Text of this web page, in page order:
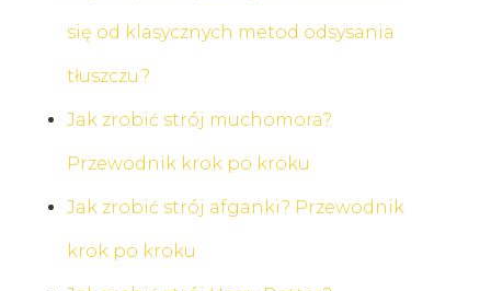
się od klasycznych metod odsysania
tłuszczu?
Jak zrobić strój muchomora?
Przewodnik krok po kroku
Jak zrobić strój afganki? Przewodnik
krok po kroku